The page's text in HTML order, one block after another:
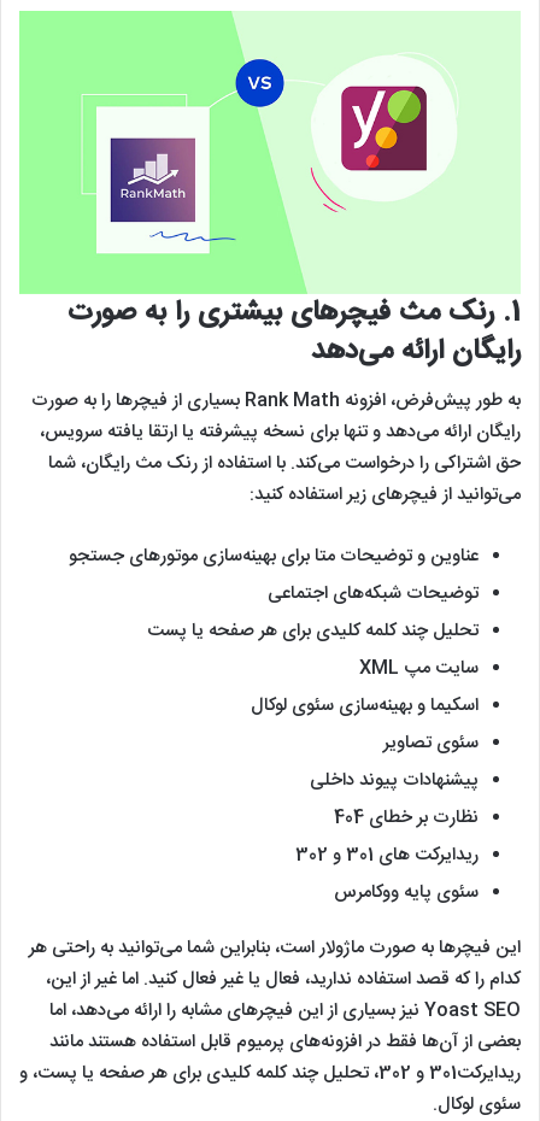
1. رنک مث فیچرهای بیشتری را به صورت
رایگان ارائه می‌دهد
به طور پیش‌فرض، افزونه Rank Math بسیاری از فیچرها را به صورت
رایگان ارائه می‌دهد و تنها برای نسخه پیشرفته یا ارتقا‌ یافته سرویس،
حق اشتراکی را درخواست می‌کند. با استفاده از رنک مث رایگان، شما
می‌توانید از فیچرهای زیر استفاده کنید:
عناوین و توضیحات متا برای بهینه‌سازی موتورهای جستجو
توضیحات شبکه‌های اجتماعی
تحلیل چند کلمه کلیدی برای هر صفحه یا پست
سایت مپ XML
اسکیما و بهینه‌سازی سئوی لوکال
سئوی تصاویر
پیشنهادات پیوند داخلی
نظارت بر خطای 404
ریدایرکت های 301 و 302
سئوی پایه ووکامرس
این فیچرها به صورت ماژولار است، بنابراین شما می‌توانید به راحتی هر
کدام را که قصد استفاده ندارید، فعال یا غیر فعال کنید. اما غیر از این،
Yoast SEO نیز بسیاری از این فیچرهای مشابه را ارائه می‌دهد، اما
بعضی از آن‌ها فقط در افزونه‌های پرمیوم قابل استفاده هستند مانند
ریدایرکت301 و 302، تحلیل چند کلمه کلیدی برای هر صفحه یا پست، و
سئوی لوکال.